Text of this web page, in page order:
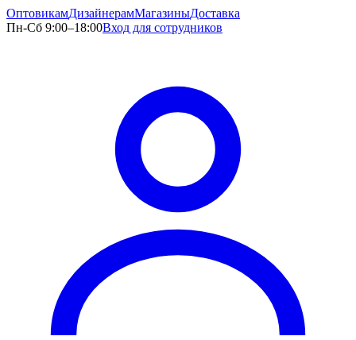
ОптовикамДизайнерамМагазиныДоставка
Пн-Сб 9:00–18:00Вход для сотрудников